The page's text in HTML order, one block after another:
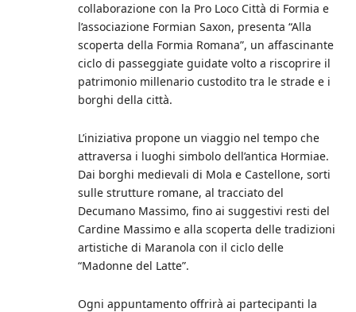
collaborazione con la Pro Loco Città di Formia e
l’associazione Formian Saxon, presenta “Alla
scoperta della Formia Romana”, un affascinante
ciclo di passeggiate guidate volto a riscoprire il
patrimonio millenario custodito tra le strade e i
borghi della città.
L’iniziativa propone un viaggio nel tempo che
attraversa i luoghi simbolo dell’antica Hormiae.
Dai borghi medievali di Mola e Castellone, sorti
sulle strutture romane, al tracciato del
Decumano Massimo, fino ai suggestivi resti del
Cardine Massimo e alla scoperta delle tradizioni
artistiche di Maranola con il ciclo delle
“Madonne del Latte”.
Ogni appuntamento offrirà ai partecipanti la